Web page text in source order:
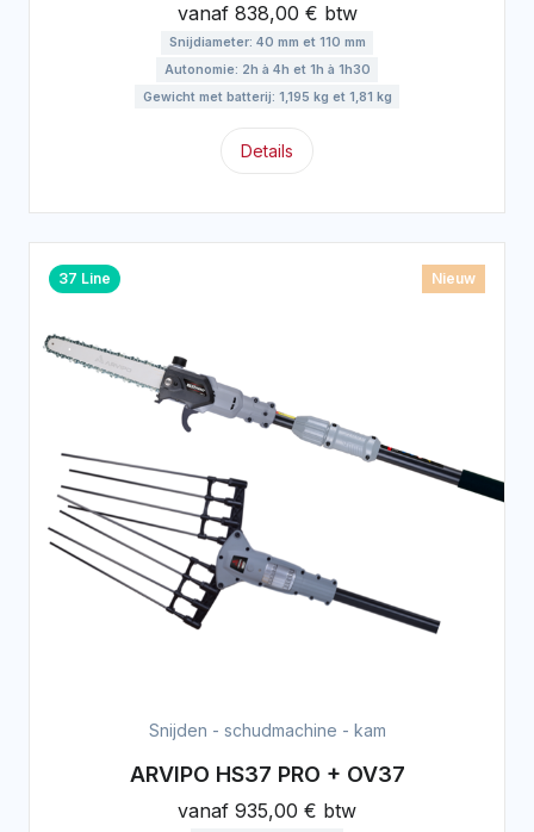
vanaf 838,00 € btw
Snijdiameter: 40 mm et 110 mm
Autonomie: 2h à 4h et 1h à 1h30
Gewicht met batterij: 1,195 kg et 1,81 kg
Details
37 Line Nieuw
Snijden - schudmachine - kam
ARVIPO HS37 PRO + OV37
vanaf 935,00 € btw